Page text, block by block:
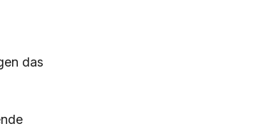
das